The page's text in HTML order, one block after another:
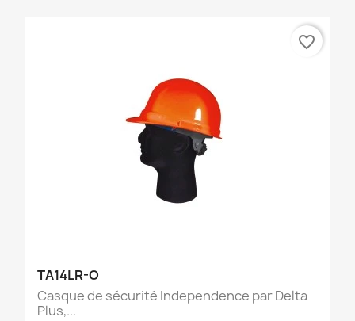
TA14LR-O
Casque de sécurité Independence par Delta
Plus,...
favorite_border